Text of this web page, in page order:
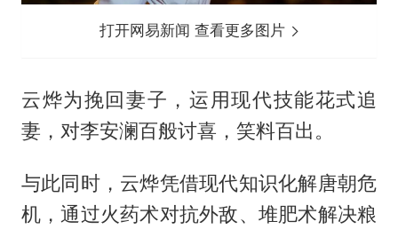
打开网易新闻 查看更多图片
云烨为挽回妻子，运用现代技能花式追
妻，对李安澜百般讨喜，笑料百出。
与此同时，云烨凭借现代知识化解唐朝危
机，通过火药术对抗外敌、堆肥术解决粮